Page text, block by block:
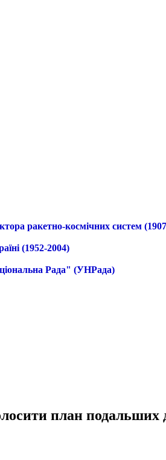
ракетно-космічних систем
(1952-2004)
Рада" (УНРада)
план подальших